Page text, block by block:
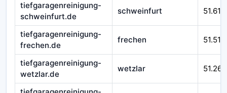
tiefgaragenreinigung-
schweinfurt.de
schweinfurt 51.610
tiefgaragenreinigung-
frechen.de
frechen 51.510
tiefgaragenreinigung-
wetzlar.de
wetzlar 51.262